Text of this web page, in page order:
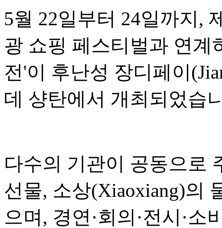
5월 22일부터 24일까지,
광 쇼핑 페스티벌과 연계
전'이 후난성 장디페이
데 샹탄에서 개최되었습
다수의 기관이 공동으로
선물, 소상(Xiaoxiang)의
으며, 경연·회의·전시·